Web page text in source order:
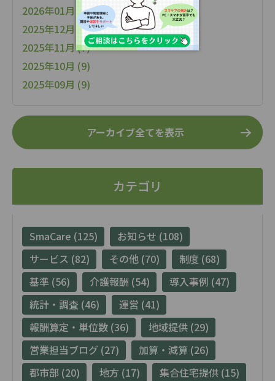
2026年01月 (6)
2025年12月 (15)
2025年11月 (7)
2025年10月 (9)
2025年09月 (9)
アーカイブ全てを表示
カテゴリ
SmaCare (125)
お知らせ (108)
サービス (82)
その他 (70)
制度 (68)
基準 (56)
介護報酬 (54)
導入事例 (47)
統計・調査 (46)
運営 (41)
報酬算定・単位数 (36)
地域提供 (29)
営業担当ブログ (27)
加算・減算 (26)
都市部 (20)
地方 (17)
集合住宅提供 (15)